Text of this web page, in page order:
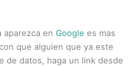
aparezca en Google es mas
que alguien que ya este
de datos, haga un link desde